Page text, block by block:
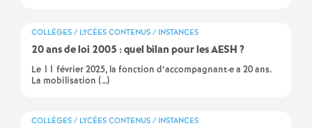
e
s
COLLÈGES / LYCÉES CONTENUS / INSTANCES
20 ans de loi 2005 : quel bilan pour les AESH?
Le 11 février 2025, la fonction d’accompagnant·e a 20 ans.
La mobilisation (…)
COLLÈGES / LYCÉES CONTENUS / INSTANCES